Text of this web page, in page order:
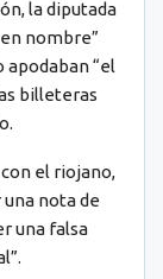
la diputada
nombre”
“el
billeteras
el riojano,
nota de
una falsa